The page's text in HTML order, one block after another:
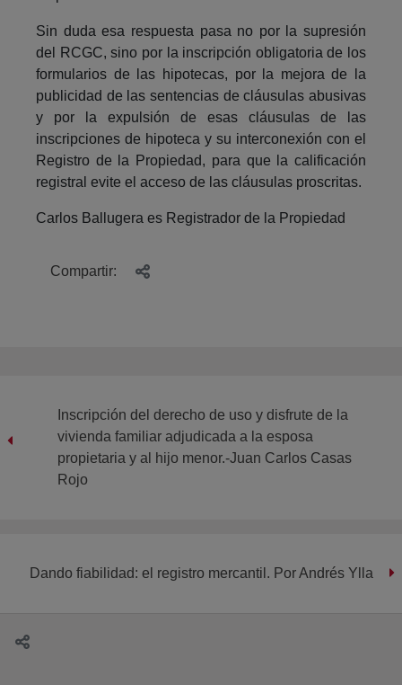
Sin duda esa respuesta pasa no por la supresión
del RCGC, sino por la inscripción obligatoria de los
formularios de las hipotecas, por la mejora de la
publicidad de las sentencias de cláusulas abusivas
y por la expulsión de esas cláusulas de las
inscripciones de hipoteca y su interconexión con el
Registro de la Propiedad, para que la calificación
registral evite el acceso de las cláusulas proscritas.
Carlos Ballugera es Registrador de la Propiedad
Compartir:
Inscripción del derecho de uso y disfrute de la
vivienda familiar adjudicada a la esposa
propietaria y al hijo menor.-Juan Carlos Casas
Rojo
Dando fiabilidad: el registro mercantil. Por Andrés Ylla